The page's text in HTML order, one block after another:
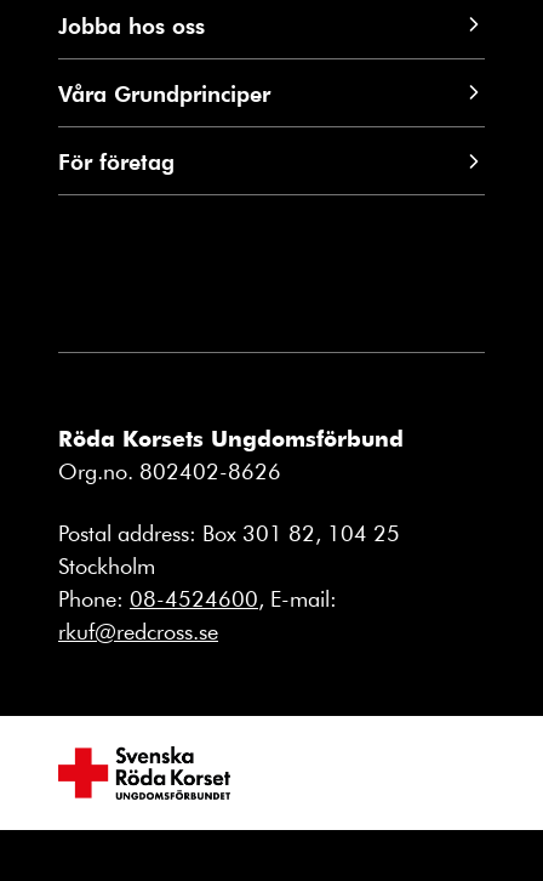
Jobba hos oss
Våra Grundprinciper
För företag
Röda Korsets Ungdomsförbund
Org.no. 802402-8626
Postal address: Box 301 82, 104 25
Stockholm
Phone: 08-4524600, E-mail:
rkuf@redcross.se